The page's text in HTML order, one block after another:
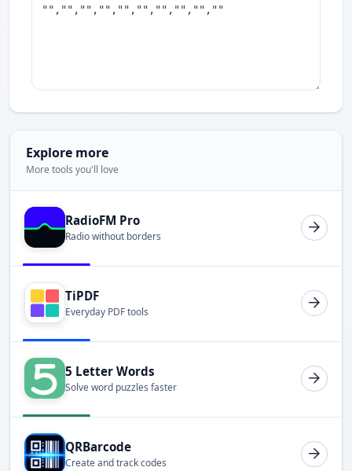
Explore more
More tools you'll love
RadioFM Pro
Radio without borders
TiPDF
Everyday PDF tools
5 Letter Words
Solve word puzzles faster
QRBarcode
Create and track codes